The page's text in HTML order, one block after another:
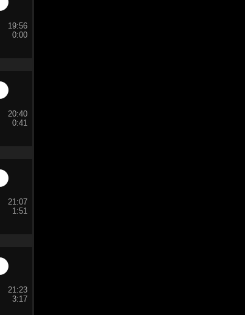
19:56
0:00
20:40
0:41
21:07
1:51
21:23
3:17